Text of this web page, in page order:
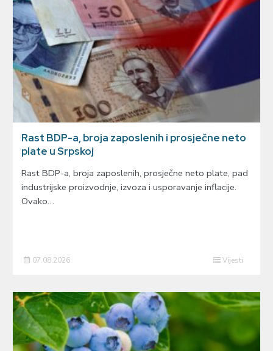
Rast BDP-a, broja zaposlenih i prosječne neto
plate u Srpskoj
Rast BDP-a, broja zaposlenih, prosječne neto plate, pad
industrijske proizvodnje, izvoza i usporavanje inflacije.
Ovako…
07.08.2026 Vijesti